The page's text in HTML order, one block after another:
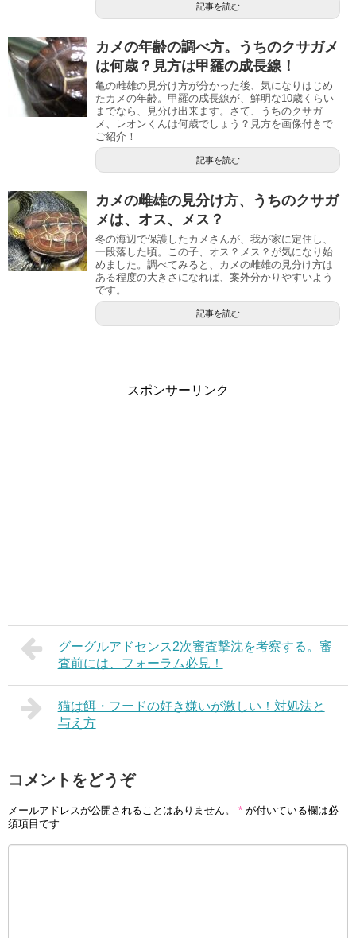
記事を読む
カメの年齢の調べ方。うちのクサガメ
は何歳？見方は甲羅の成長線！
亀の雌雄の見分け方が分かった後、気になりはじめ
たカメの年齢。甲羅の成長線が、鮮明な10歳くらい
までなら、見分け出来ます。さて、うちのクサガ
メ、レオンくんは何歳でしょう？見方を画像付きで
ご紹介！
記事を読む
カメの雌雄の見分け方、うちのクサガ
メは、オス、メス？
冬の海辺で保護したカメさんが、我が家に定住し、
一段落した頃。この子、オス？メス？が気になり始
めました。調べてみると、カメの雌雄の見分け方は
ある程度の大きさになれば、案外分かりやすいよう
です。
記事を読む
スポンサーリンク
グーグルアドセンス2次審査撃沈を考察する。審
査前には、フォーラム必見！
猫は餌・フードの好き嫌いが激しい！対処法と
与え方
コメントをどうぞ
メールアドレスが公開されることはありません。 * が付いている欄は必
須項目です